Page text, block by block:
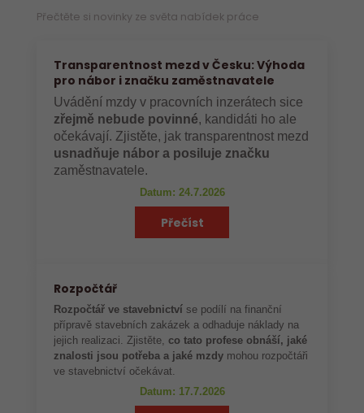
Přečtěte si novinky ze světa nabídek práce
Transparentnost mezd v Česku: Výhoda
pro nábor i značku zaměstnavatele
Uvádění mzdy v pracovních inzerátech sice
zřejmě nebude povinné, kandidáti ho ale
očekávají. Zjistěte, jak transparentnost mezd
usnadňuje nábor a posiluje značku
zaměstnavatele.
Datum: 24.7.2026
Přečíst
Rozpočtář
Rozpočtář ve stavebnictví se podílí na finanční
přípravě stavebních zakázek a odhaduje náklady na
jejich realizaci. Zjistěte,co tato profese obnáší, jaké
znalosti jsou potřeba a jaké mzdy mohou rozpočtáři
ve stavebnictví očekávat.
Datum: 17.7.2026